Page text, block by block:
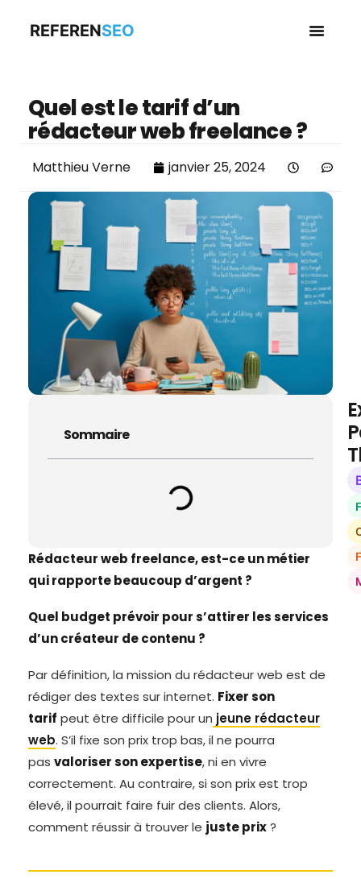
REFERENSEO
Quel est le tarif d’un
rédacteur web freelance ?
Matthieu Verne janvier 25, 2024
Sommaire
Rédacteur web freelance, est-ce un métier
qui rapporte beaucoup d’argent ?
Quel budget prévoir pour s’attirer les services
d’un créateur de contenu ?
Par définition, la mission du rédacteur web est de
rédiger des textes sur internet. Fixer son
tarif peut être difficile pour un jeune rédacteur
web. S’il fixe son prix trop bas, il ne pourra
pas valoriser son expertise, ni en vivre
correctement. Au contraire, si son prix est trop
élevé, il pourrait faire fuir des clients. Alors,
comment réussir à trouver le juste prix?